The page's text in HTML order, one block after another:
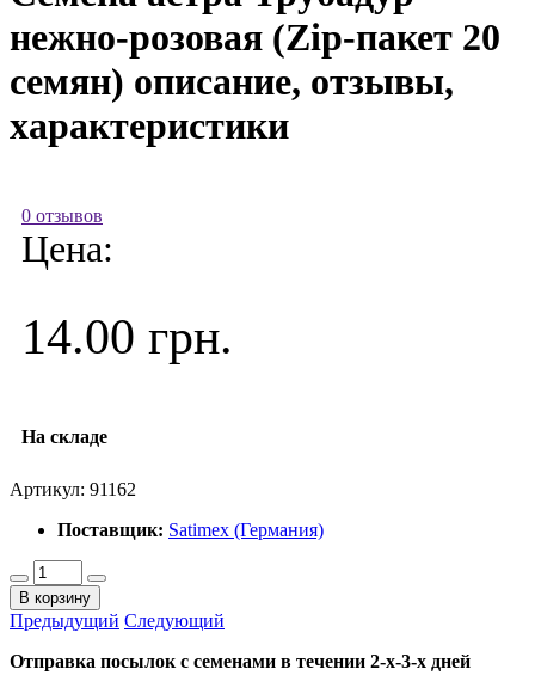
нежно-розовая (Zip-пакет 20
семян) описание, отзывы,
характеристики
0 отзывов
Цена:
14.00 грн.
На складе
Артикул: 91162
Поставщик: Satimex (Германия)
В корзину
Предыдущий Следующий
Отправка посылок с семенами в течении 2-х-3-х дней